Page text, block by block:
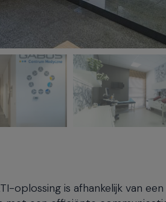
oplossing is afhankelijk van